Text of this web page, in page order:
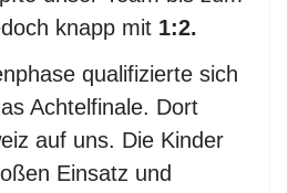
knapp mit 1:2.
qualifizierte sich
Achtelfinale. Dort
auf uns. Die Kinder
Einsatz und